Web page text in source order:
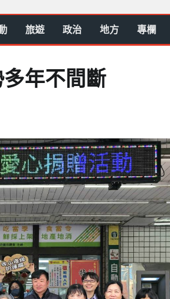
旅遊 政治 地方 專欄
年不間斷